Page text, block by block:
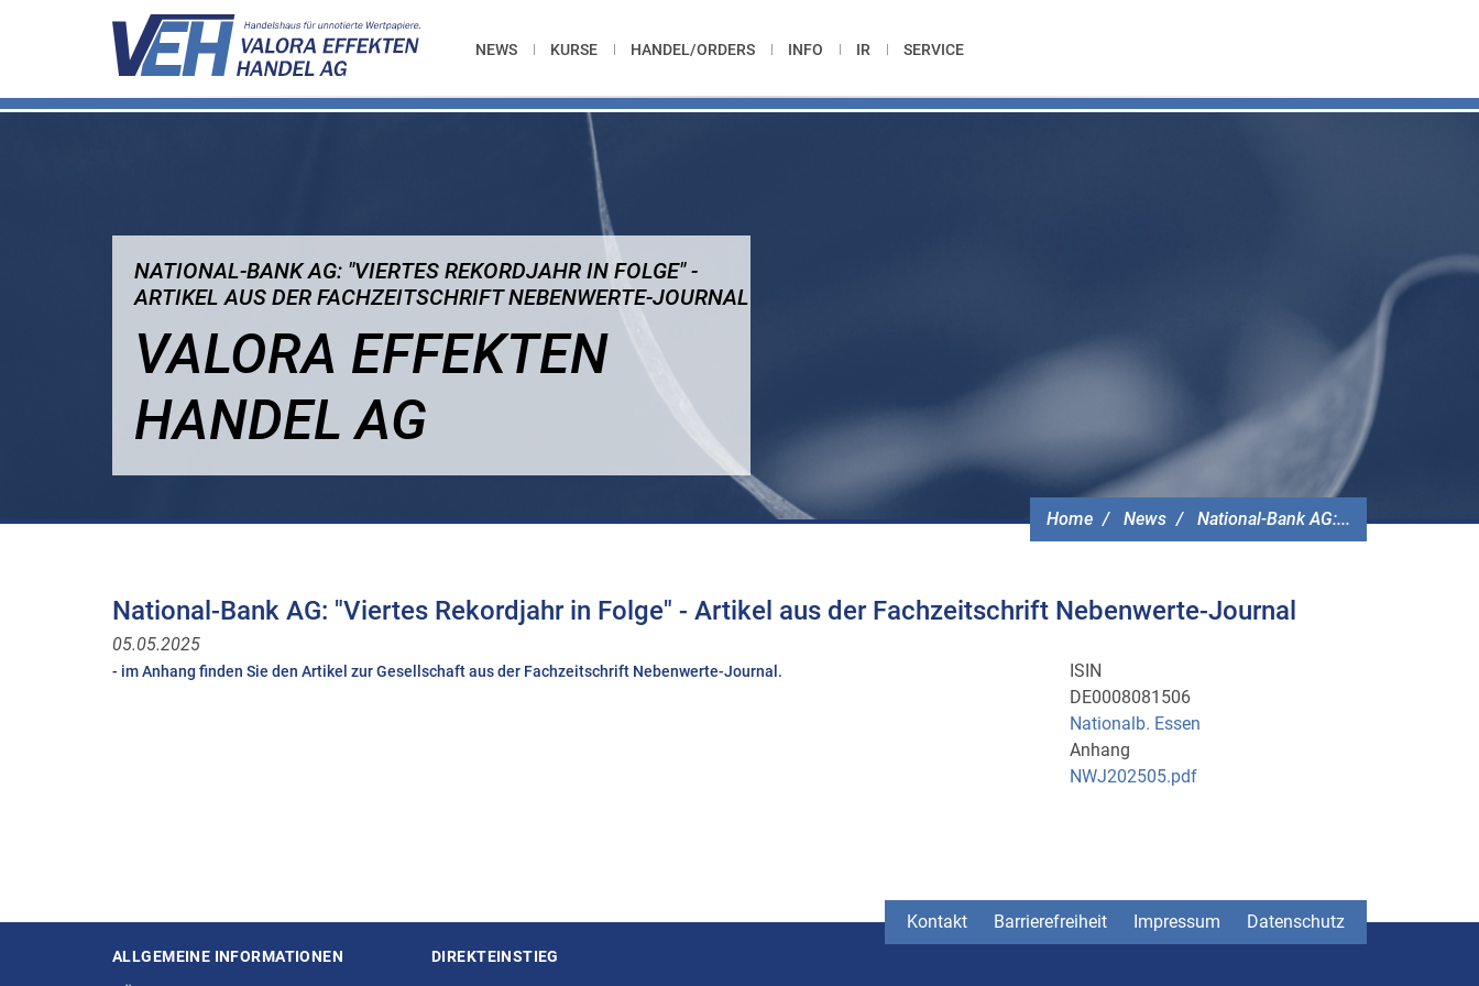
NEWS KURSE HANDEL/ORDERS INFO IR SERVICE
Home News National-Bank AG:...
NATIONAL-BANK AG: "VIERTES REKORDJAHR IN FOLGE" -
ARTIKEL AUS DER FACHZEITSCHRIFT NEBENWERTE-JOURNAL
VALORA EFFEKTEN
HANDEL AG
National-Bank AG: "Viertes Rekordjahr in Folge" - Artikel aus der Fachzeitschrift Nebenwerte-Journal
05.05.2025
- im Anhang finden Sie den Artikel zur Gesellschaft aus der Fachzeitschrift Nebenwerte-Journal.
ISIN
DE0008081506
Nationalb. Essen
Anhang
NWJ202505.pdf
Kontakt Barrierefreiheit Impressum Datenschutz
Seitenstruktur
ALLGEMEINE INFORMATIONEN DIREKTEINSTIEG